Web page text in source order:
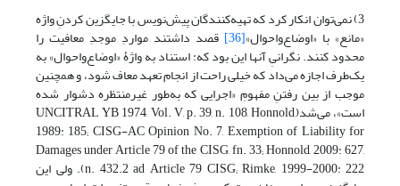
3) نمی‌توان انکار کرد که تهیه‌کنندگان پیش‌نویس با جایگزین کردنِ واژه
«مانع» با «اوضاع‌واحوال»[36] قصد داشتند مواردِ موجدِ معافیت را
محدود کنند. نگرانیِ آنها این بود که: استناد به واژۀ «اوضاع‌واحوال» به
یک‌طرف اجازه می‌داد که خیلی راحت از انجام تعهد معاف شود، و همچنین
موجب از بین رفتنِ مفهومِ «اجرایی که به‌طور غیرمنتظره دشوار شده
است»، می‌شد(UNCITRAL YB 1974, Vol. V, p. 39, n. 108, Honnold,
1989: 185; CISG-AC Opinion No. 7, Exemption of Liability for
Damages under Article 79 of the CISG, fn. 33; Honnold, 2009: 627,
n. 432.2 ad Article 79 CISG; Rimke, 1999-2000: 222). ولی این